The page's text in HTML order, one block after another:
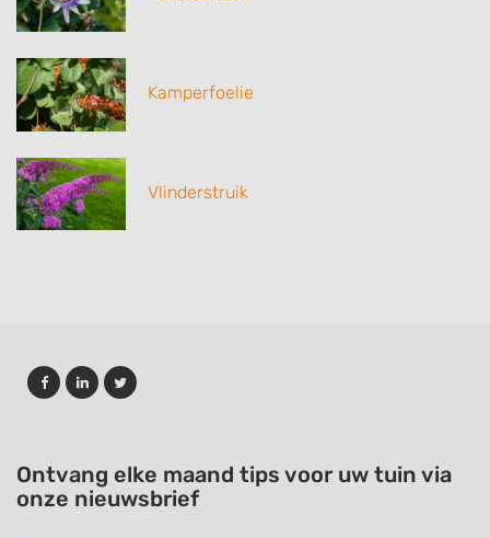
Kamperfoelie
Vlinderstruik
Ontvang elke maand tips voor uw tuin via
onze nieuwsbrief